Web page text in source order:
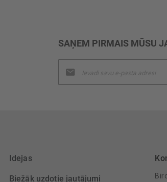
SAŅEM PIRMAIS MŪSU
jaunumu
saņemšanai:
Idejas
Biežāk uzdotie jautājumi